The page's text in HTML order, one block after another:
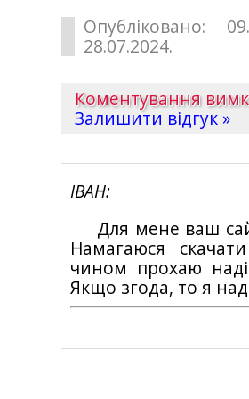
Опубліковано:
28.07.2024.
Коментування
Залишити відгук »
ІВАН
Для мене ваш
Намагаюся
чином прохаю
Якщо згода, то я